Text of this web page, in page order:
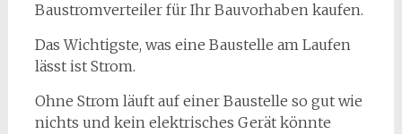
Baustromverteiler für Ihr Bauvorhaben kaufen.
Das Wichtigste, was eine Baustelle am Laufen
lässt ist Strom.
Ohne Strom läuft auf einer Baustelle so gut wie
nichts und kein elektrisches Gerät könnte